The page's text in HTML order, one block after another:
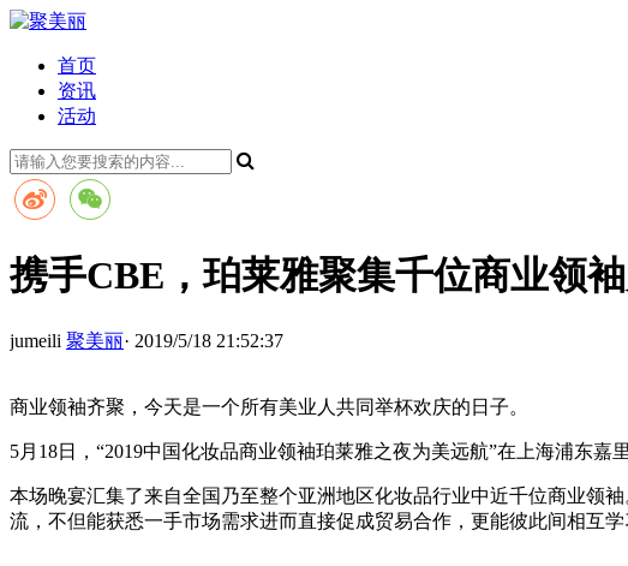
首页
资讯
活动
携手CBE，珀莱雅聚集千位商业领
jumeili 聚美丽· 2019/5/18 21:52:37
商业领袖齐聚，今天是一个所有美业人共同举杯欢庆的日子。
5月18日，“2019中国化妆品商业领袖珀莱雅之夜为美远航”在上海浦东
本场晚宴汇集了来自全国乃至整个亚洲地区化妆品行业中近千位商业领
流，不但能获悉一手市场需求进而直接促成贸易合作，更能彼此间相互